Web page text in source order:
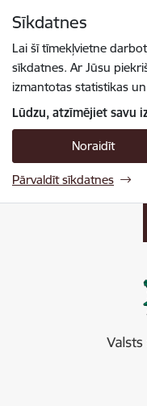
Sīkdatnes
Lai šī tīmekļvietne
sīkdatnes. Ar Jūsu
izmantotas statistikas
Lūdzu, atzīmējiet savu
Noraidīt
Pārvaldīt sīkdatnes